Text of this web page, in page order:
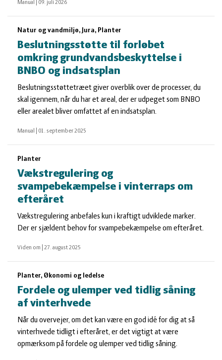
Manual 09. juli 2026
Natur og vandmiljø, Jura, Planter
Beslutningsstøtte til forløbet
omkring grundvandsbeskyttelse i
BNBO og indsatsplan
Beslutningsstøttetræet giver overblik over de processer, du
skal igennem, når du har et areal, der er udpeget som BNBO
eller arealet bliver omfattet af en indsatsplan.
Manual 01. september 2025
Planter
Vækstregulering og
svampebekæmpelse i vinterraps om
efteråret
Vækstregulering anbefales kun i kraftigt udviklede marker.
Der er sjældent behov for svampebekæmpelse om efteråret.
Viden om 27. august 2025
Planter, Økonomi og ledelse
Fordele og ulemper ved tidlig såning
af vinterhvede
Når du overvejer, om det kan være en god idé for dig at så
vinterhvede tidligt i efteråret, er det vigtigt at være
opmærksom på fordele og ulemper ved tidlig såning.